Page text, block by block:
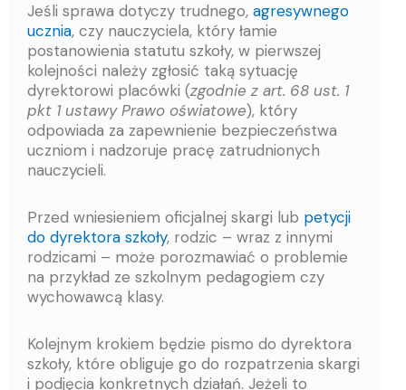
Jeśli sprawa dotyczy trudnego, agresywnego
ucznia, czy nauczyciela, który łamie
postanowienia statutu szkoły, w pierwszej
kolejności należy zgłosić taką sytuację
dyrektorowi placówki (zgodnie z art. 68 ust. 1
pkt 1 ustawy Prawo oświatowe), który
odpowiada za zapewnienie bezpieczeństwa
uczniom i nadzoruje pracę zatrudnionych
nauczycieli.
Przed wniesieniem oficjalnej skargi lub petycji
do dyrektora szkoły, rodzic – wraz z innymi
rodzicami – może porozmawiać o problemie
na przykład ze szkolnym pedagogiem czy
wychowawcą klasy.
Kolejnym krokiem będzie pismo do dyrektora
szkoły, które obliguje go do rozpatrzenia skargi
i podjęcia konkretnych działań. Jeżeli to